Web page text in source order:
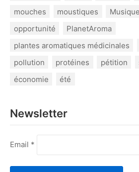
mouches
moustiques Musique
opportunité
PlanetAroma
plantes aromatiques médicinales
pollution
protéines pétition
économie
été
Newsletter
Email *